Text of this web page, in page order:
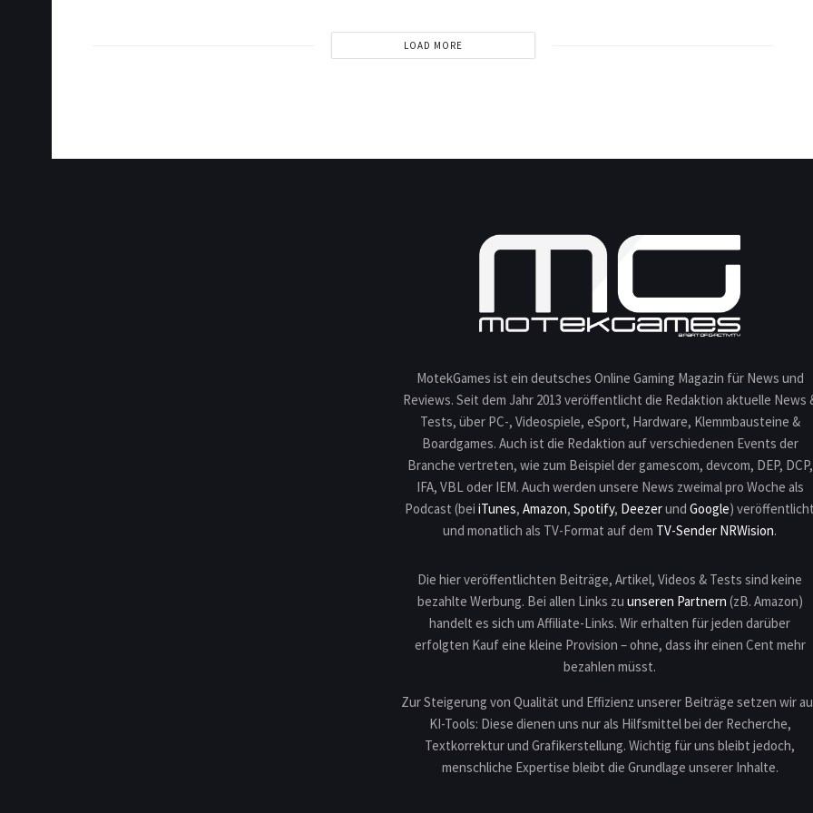
LOAD MORE
MotekGames ist ein deutsches Online Gaming Magazin für News und
Reviews. Seit dem Jahr 2013 veröffentlicht die Redaktion aktuelle News
Tests, über PC-, Videospiele, eSport, Hardware, Klemmbausteine &
Boardgames. Auch ist die Redaktion auf verschiedenen Events der
Branche vertreten, wie zum Beispiel der gamescom, devcom, DEP, DCP,
IFA, VBL oder IEM. Auch werden unsere News zweimal pro Woche als
Podcast (bei iTunes, Amazon, Spotify, Deezerund Google)
und monatlich als TV-Format auf dem TV-Sender NRWision.
Die hier veröffentlichten Beiträge, Artikel, Videos & Tests sind keine
bezahlte Werbung. Bei allen Links zu unseren Partnern (zB. Amazon)
handelt es sich um Affiliate-Links. Wir erhalten für jeden darüber
erfolgten Kauf eine kleine Provision – ohne, dass ihr einen Cent mehr
bezahlen müsst.
Zur Steigerung von Qualität und Effizienz unserer Beiträge setzen wir
KI-Tools: Diese dienen uns nur als Hilfsmittel bei der Recherche,
Textkorrektur und Grafikerstellung. Wichtig für uns bleibt jedoch,
menschliche Expertise bleibt die Grundlage unserer Inhalte.